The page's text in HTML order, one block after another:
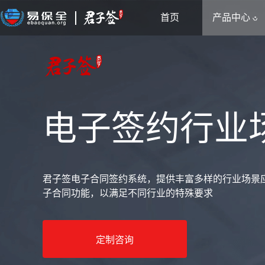
首页 产品中心
电子签约行业
君子签电子合同签约系统，提供丰富多样的行业场
子合同功能，以满足不同行业的特殊要求
定制咨询